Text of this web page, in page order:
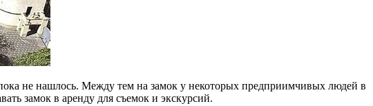
не нашлось. Между тем на замок у некоторых предприимчивых людей в
замок в аренду для съемок и экскурсий.